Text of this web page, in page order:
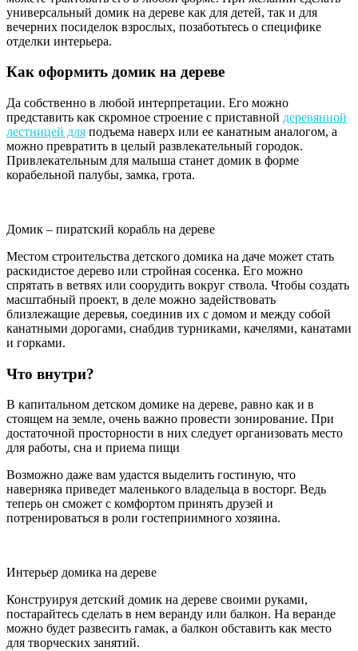
универсальный домик на дереве как для детей, так и для
вечерних посиделок взрослых, позаботьтесь о специфике
отделки интерьера.
Как оформить домик на дереве
Да собственно в любой интерпретации. Его можно
представить как скромное строение с приставной деревянной
лестницей для подъема наверх или ее канатным аналогом, а
можно превратить в целый развлекательный городок.
Привлекательным для малыша станет домик в форме
корабельной палубы, замка, грота.
Домик – пиратский корабль на дереве
Местом строительства детского домика на даче может стать
раскидистое дерево или стройная сосенка. Его можно
спрятать в ветвях или соорудить вокруг ствола. Чтобы создать
масштабный проект, в деле можно задействовать
близлежащие деревья, соединив их с домом и между собой
канатными дорогами, снабдив турниками, качелями, канатами
и горками.
Что внутри?
В капитальном детском домике на дереве, равно как и в
стоящем на земле, очень важно провести зонирование. При
достаточной просторности в них следует организовать место
для работы, сна и приема пищи
Возможно даже вам удастся выделить гостиную, что
наверняка приведет маленького владельца в восторг. Ведь
теперь он сможет с комфортом принять друзей и
потренироваться в роли гостеприимного хозяина.
Интерьер домика на дереве
Конструируя детский домик на дереве своими руками,
постарайтесь сделать в нем веранду или балкон. На веранде
можно будет развесить гамак, а балкон обставить как место
для творческих занятий.